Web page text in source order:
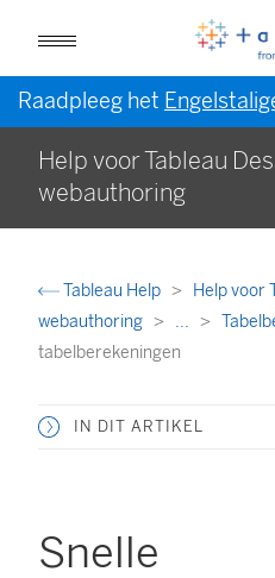
Raadpleeg het Engelstalige
Help voor Tableau
webauthoring
Tableau Help
Help voor
webauthoring
...
tabelberekeningen
IN DIT ARTIKEL
Snelle